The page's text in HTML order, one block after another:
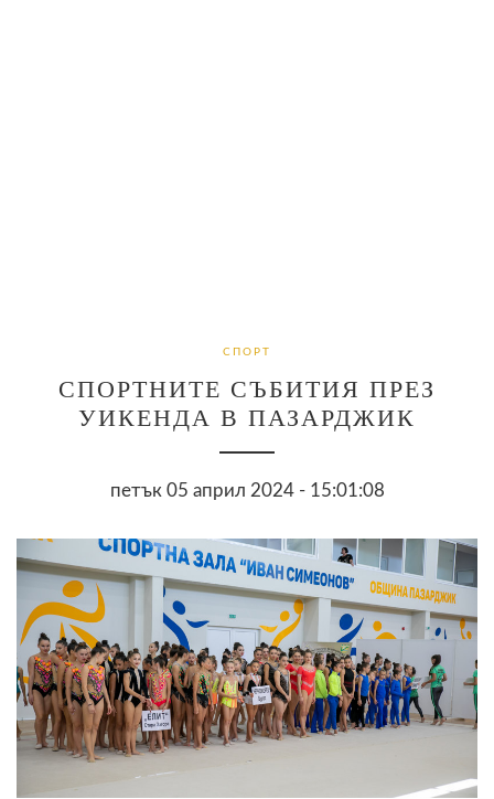
СПОРТ
СПОРТНИТЕ СЪБИТИЯ ПРЕЗ
УИКЕНДА В ПАЗАРДЖИК
петък 05 април 2024 - 15:01:08